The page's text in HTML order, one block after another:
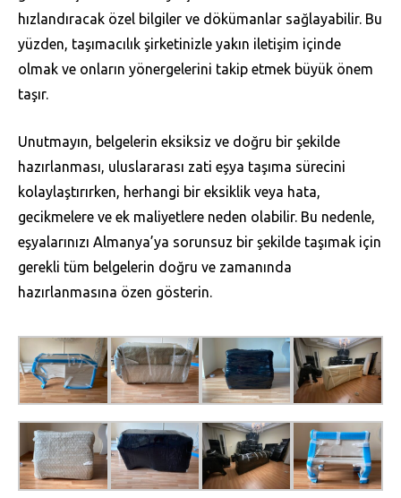
hızlandıracak özel bilgiler ve dökümanlar sağlayabilir. Bu
yüzden, taşımacılık şirketinizle yakın iletişim içinde
olmak ve onların yönergelerini takip etmek büyük önem
taşır.
Unutmayın, belgelerin eksiksiz ve doğru bir şekilde
hazırlanması, uluslararası zati eşya taşıma sürecini
kolaylaştırırken, herhangi bir eksiklik veya hata,
gecikmelere ve ek maliyetlere neden olabilir. Bu nedenle,
eşyalarınızı Almanya’ya sorunsuz bir şekilde taşımak için
gerekli tüm belgelerin doğru ve zamanında
hazırlanmasına özen gösterin.